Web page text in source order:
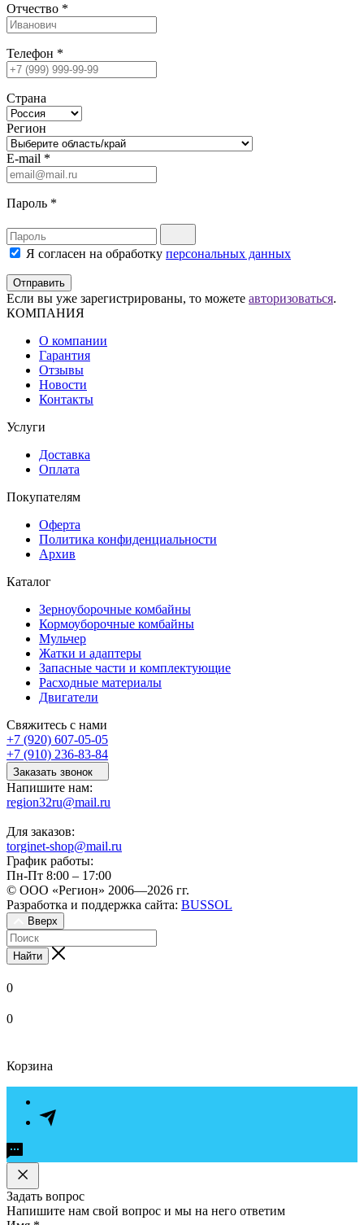
Отчество *
Телефон *
Страна
Регион
E-mail *
Пароль *
Я согласен на обработку персональных данных
Отправить
Если вы уже зарегистрированы, то можете авторизоваться.
КОМПАНИЯ
О компании
Гарантия
Отзывы
Новости
Контакты
Услуги
Доставка
Оплата
Покупателям
Оферта
Политика конфиденциальности
Архив
Каталог
Зерноуборочные комбайны
Кормоуборочные комбайны
Мульчер
Жатки и адаптеры
Запасные части и комплектующие
Расходные материалы
Двигатели
Свяжитесь с нами
+7 (920) 607-05-05
+7 (910) 236-83-84
Заказать звонок
Напишите нам:
region32ru@mail.ru
Для заказов:
torginet-shop@mail.ru
График работы:
Пн-Пт 8:00 – 17:00
© ООО «Регион» 2006—2026 гг.
Разработка и поддержка сайта: BUSSOL
Вверх
Найти
0
0
Корзина
Задать вопрос
Напишите нам свой вопрос и мы на него ответим